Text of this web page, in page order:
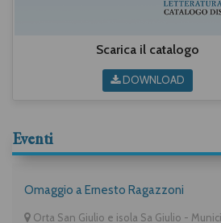
Scarica il catalogo
DOWNLOAD
Eventi
Omaggio a Ernesto Ragazzoni
Orta San Giulio e isola Sa Giulio -